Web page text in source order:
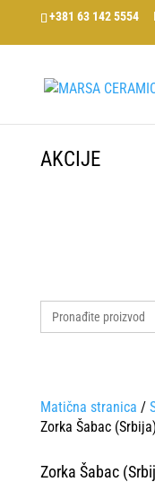
+381 63 142 5554
AKCIJE
Search
for:
Matična stranica /
Zorka Šabac (Srbija)
Zorka Šabac